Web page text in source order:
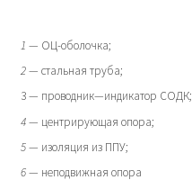
1 — ОЦ-оболочка;
2— стальная труба;
3 — проводник—индикатор СОДК;
4— центрирующая опора;
5— изоляция из ППУ;
6— неподвижная опора